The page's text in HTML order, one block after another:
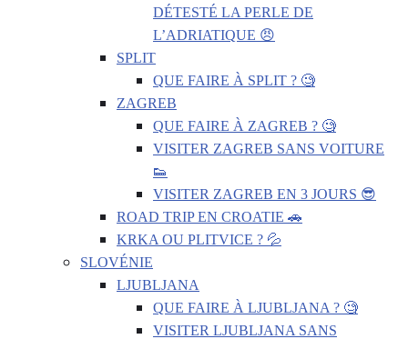
DÉTESTÉ LA PERLE DE
L’ADRIATIQUE 😠
SPLIT
QUE FAIRE À SPLIT ? 🧐
ZAGREB
QUE FAIRE À ZAGREB ? 🧐
VISITER ZAGREB SANS VOITURE
👟
VISITER ZAGREB EN 3 JOURS 😎
ROAD TRIP EN CROATIE 🚗
KRKA OU PLITVICE ? 💦
SLOVÉNIE
LJUBLJANA
QUE FAIRE À LJUBLJANA ? 🧐
VISITER LJUBLJANA SANS